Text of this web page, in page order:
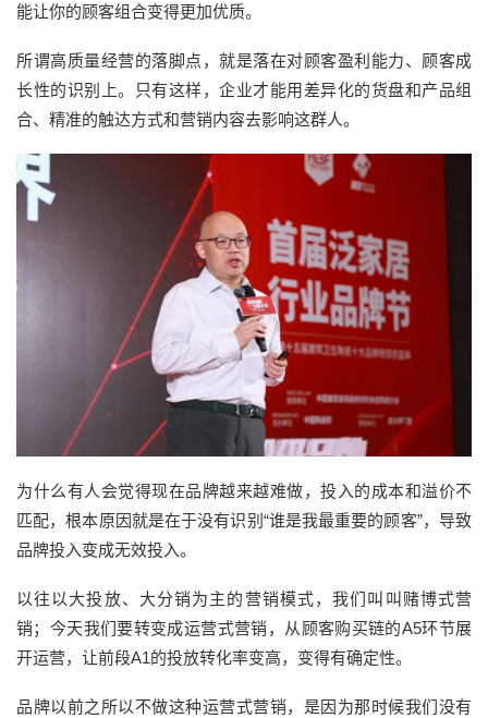
能让你的顾客组合变得更加优质。
所谓高质量经营的落脚点，就是落在对顾客盈利能力、顾客成
长性的识别上。只有这样，企业才能用差异化的货盘和产品组
合、精准的触达方式和营销内容去影响这群人。
为什么有人会觉得现在品牌越来越难做，投入的成本和溢价不
匹配，根本原因就是在于没有识别“谁是我最重要的顾客”，导致
品牌投入变成无效投入。
以往以大投放、大分销为主的营销模式，我们叫叫赌博式营
销；今天我们要转变成运营式营销，从顾客购买链的A5环节展
开运营，让前段A1的投放转化率变高，变得有确定性。
品牌以前之所以不做这种运营式营销，是因为那时候我们没有